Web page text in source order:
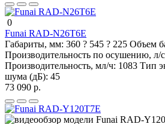
0
Funai RAD-N26T6E
Габариты, мм: 360 ? 545 ? 225 Объем
Производительность по осушению, л/
Производительность, мл/ч: 1083 Тип
шума (дБ): 45
73 090 р.